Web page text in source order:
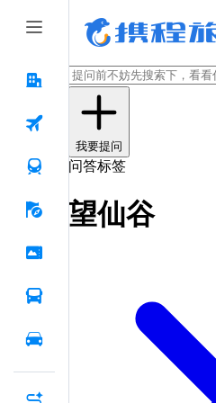
我要提问
问答标签
望仙谷